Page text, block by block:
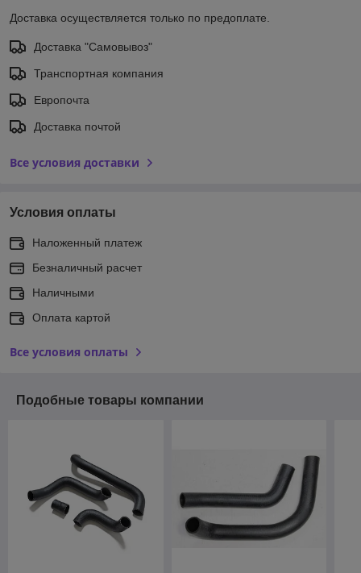
Доставка осуществляется только по предоплате.
Доставка "Самовывоз"
Транспортная компания
Европочта
Доставка почтой
Все условия доставки
Условия оплаты
Наложенный платеж
Безналичный расчет
Наличными
Оплата картой
Все условия оплаты
Подобные товары компании